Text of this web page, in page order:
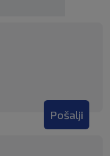
Pošalji